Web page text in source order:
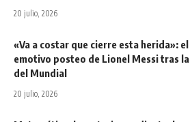
20 julio, 2026
«Va a costar que cierre esta herida»: el
emotivo posteo de Lionel Messi tras
del Mundial
20 julio, 2026